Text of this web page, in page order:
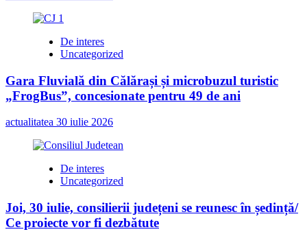
De interes
Uncategorized
Gara Fluvială din Călărași și microbuzul turistic
„FrogBus”, concesionate pentru 49 de ani
actualitatea 30 iulie 2026
De interes
Uncategorized
Joi, 30 iulie, consilierii județeni se reunesc în ședință/
Ce proiecte vor fi dezbătute